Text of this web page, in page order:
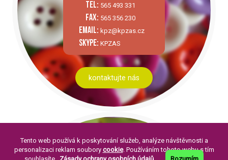
tel: 565 493 331
fax: 565 356 230
email: kpz@kpzas.cz
skype: KPZAS
kontaktujte nás
Tento web používá k poskytování služeb, analýze návštěvnosti a
personalizaci reklam soubory cookie. Používáním tohoto webu s tím